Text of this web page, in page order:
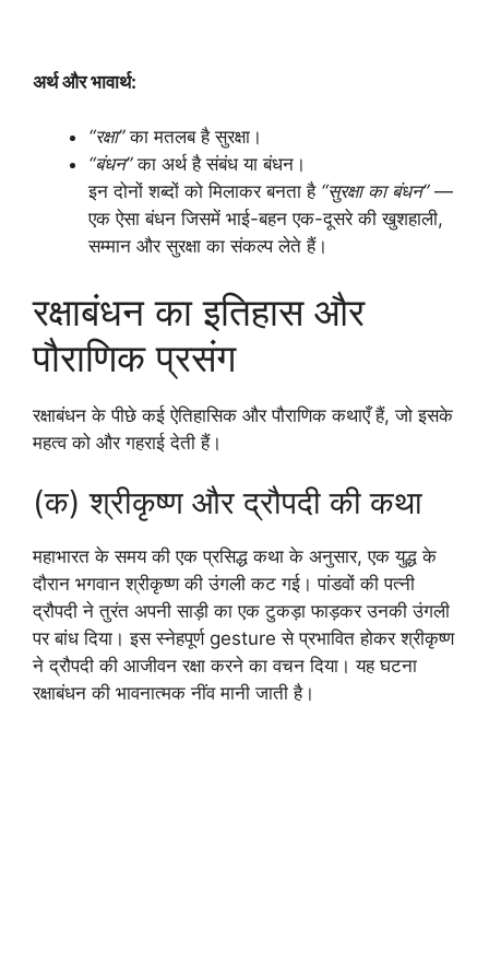
अर्थ और भावार्थ:
“रक्षा”का मतलब है सुरक्षा।
“बंधन”का अर्थ है संबंध या बंधन।
इन दोनों शब्दों को मिलाकर बनता है “सुरक्षा का बंधन”—
एक ऐसा बंधन जिसमें भाई-बहन एक-दूसरे की खुशहाली,
सम्मान और सुरक्षा का संकल्प लेते हैं।
रक्षाबंधन का इतिहास और
पौराणिक प्रसंग
रक्षाबंधन के पीछे कई ऐतिहासिक और पौराणिक कथाएँ हैं, जो इसके
महत्व को और गहराई देती हैं।
(क) श्रीकृष्ण और द्रौपदी की कथा
महाभारत के समय की एक प्रसिद्ध कथा के अनुसार, एक युद्ध के
दौरान भगवान श्रीकृष्ण की उंगली कट गई। पांडवों की पत्नी
द्रौपदी ने तुरंत अपनी साड़ी का एक टुकड़ा फाड़कर उनकी उंगली
पर बांध दिया। इस स्नेहपूर्ण gesture से प्रभावित होकर श्रीकृष्ण
ने द्रौपदी की आजीवन रक्षा करने का वचन दिया। यह घटना
रक्षाबंधन की भावनात्मक नींव मानी जाती है।